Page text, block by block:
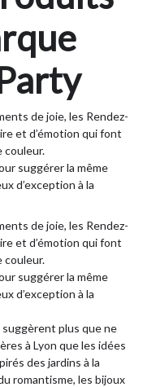
de joie, les Rendez-
et d’émotion qui font
couleur.
suggérer la même
d’exception à la
de joie, les Rendez-
et d’émotion qui font
couleur.
suggérer la même
d’exception à la
plus que ne
à Lyon que les idées
des jardins à la
romantisme, les bijoux